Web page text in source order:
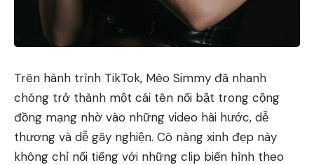
Trên hành trình TikTok, Mèo Simmy đã nhanh
chóng trở thành một cái tên nổi bật trong cộng
đồng mạng nhờ vào những video hài hước, dễ
thương và dễ gây nghiện. Cô nàng xinh đẹp này
không chỉ nổi tiếng với những clip biến hình theo